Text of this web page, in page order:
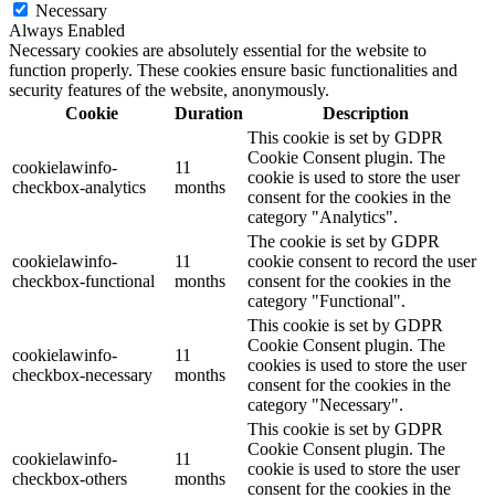
Necessary
Always Enabled
Necessary cookies are absolutely essential for the website to
function properly. These cookies ensure basic functionalities and
security features of the website, anonymously.
Cookie
Duration Description
cookielawinfo-
checkbox-analytics
11
months
This cookie is set by GDPR
Cookie Consent plugin. The
cookie is used to store the user
consent for the cookies in the
category "Analytics".
cookielawinfo-
checkbox-functional
11
months
The cookie is set by GDPR
cookie consent to record the user
consent for the cookies in the
category "Functional".
cookielawinfo-
checkbox-necessary
11
months
This cookie is set by GDPR
Cookie Consent plugin. The
cookies is used to store the user
consent for the cookies in the
category "Necessary".
cookielawinfo-
checkbox-others
11
months
This cookie is set by GDPR
Cookie Consent plugin. The
cookie is used to store the user
consent for the cookies in the